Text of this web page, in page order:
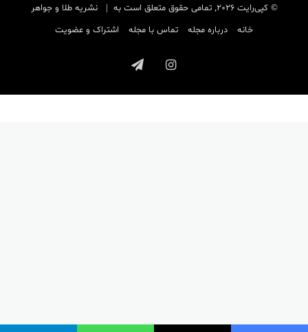
© کپی‌رایت 2026, تمامی حقوق متعلق است به |
نشریه طلا و جواهر
خانه
درباره مجله تماس با مجله اشتراک و عضویت
اینستاگرامتلگرام